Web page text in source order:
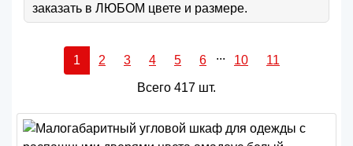
заказать в ЛЮБОМ цвете и размере.
1 2 3 4 5 6 ... 10 11
Всего 417 шт.